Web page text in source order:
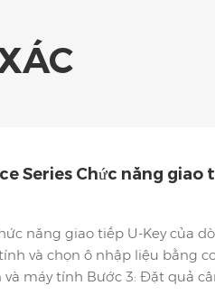
Series Chức năng giao
năng giao tiếp U-Key của
và chọn ô nhập liệu bằng
và máy tính Bước 3: Đặt quả